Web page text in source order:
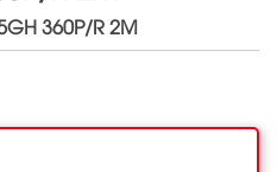
360P/R 2M